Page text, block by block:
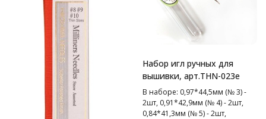
Набор игл ручных для
вышивки, арт.THN-023e
В наборе: 0,97*44,5мм (№ 3) -
2шт, 0,91*42,9мм (№ 4) - 2шт,
0,84*41,3мм (№ 5) - 2шт,